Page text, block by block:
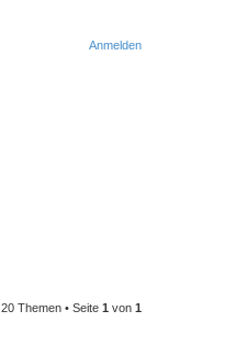
Anmelden
20 Themen • Seite 1 von 1